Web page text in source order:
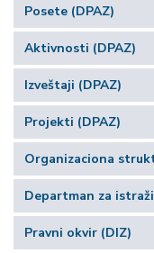
Posete (DPAZ)
Aktivnosti (DPAZ)
Izveštaji (DPAZ)
Projekti (DPAZ)
Organizaciona
Departman za
Pravni okvir (DIZ)